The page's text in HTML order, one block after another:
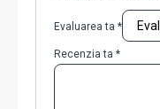
Evaluarea ta *
Recenzia ta *